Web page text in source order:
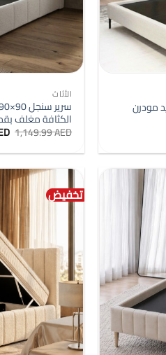
الأثاث
الكثافة مغلف
1,149.99AED
تخفيض